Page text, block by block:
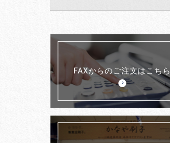
FAXからのご注文はこちら